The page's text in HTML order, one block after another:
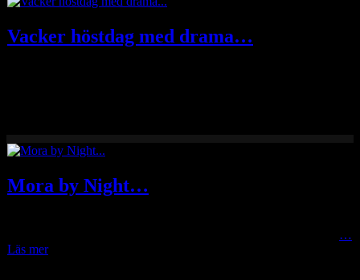
Vacker höstdag med drama…
Mora by Night…
…
Läs mer